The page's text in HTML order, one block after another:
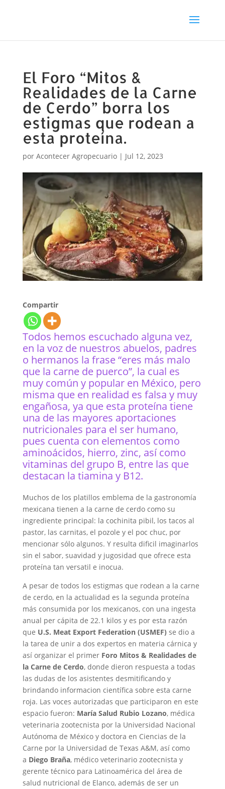
El Foro “Mitos &
Realidades de la Carne
de Cerdo” borra los
estigmas que rodean a
esta proteína.
por Acontecer Agropecuario| Jul 12, 2023
Compartir
Todos hemos escuchado alguna vez,
en la voz de nuestros abuelos, padres
o hermanos la frase “eres más malo
que la carne de puerco”, la cual es
muy común y popular en México, pero
misma que en realidad es falsa y muy
engañosa, ya que esta proteína tiene
una de las mayores aportaciones
nutricionales para el ser humano,
pues cuenta con elementos como
aminoácidos, hierro, zinc, así como
vitaminas del grupo B, entre las que
destacan la tiamina y B12.
Muchos de los platillos emblema de la gastronomía
mexicana tienen a la carne de cerdo como su
ingrediente principal: la cochinita pibil, los tacos al
pastor, las carnitas, el pozole y el poc chuc, por
mencionar sólo algunos. Y resulta dificil imaginarlos
sin el sabor, suavidad y jugosidad que ofrece esta
proteína tan versatil e inocua.
A pesar de todos los estigmas que rodean a la carne
de cerdo, en la actualidad es la segunda proteína
más consumida por los mexicanos, con una ingesta
anual per cápita de 22.1 kilos y es por esta razón
que U.S. Meat Export Federation (USMEF) se dio a
la tarea de unir a dos expertos en materia cárnica y
así organizar el primer Foro Mitos & Realidades de
la Carne de Cerdo, donde dieron respuesta a todas
las dudas de los asistentes desmitificando y
brindando informacion científica sobre esta carne
roja. Las voces autorizadas que participaron en este
espacio fueron: María Salud Rubio Lozano, médica
veterinaria zootecnista por la Universidad Nacional
Autónoma de México y doctora en Ciencias de la
Carne por la Universidad de Texas A&M, así como
a Diego Braña, médico veterinario zootecnista y
gerente técnico para Latinoamérica del área de
salud nutricional de Elanco, además de ser un